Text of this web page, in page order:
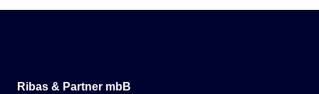
Ribas & Partner mbB